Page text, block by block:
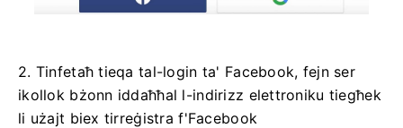
2. Tinfetaħ tieqa tal-login ta' Facebook, fejn ser
ikollok bżonn iddaħħal l-indirizz elettroniku tiegħek
li użajt biex tirreġistra f'Facebook